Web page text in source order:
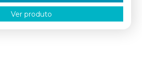
Ver produto